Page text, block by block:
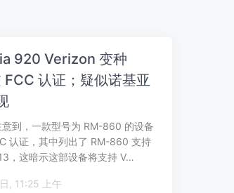
920 Verizon 变种
FCC 认证；疑似诺基亚
到，一款型号为 RM-860 的设备
认证，其中列出了 RM-860 支持
，这暗示这部设备将支持 V…
2013 年 2 月 24 日, 11:25 上午